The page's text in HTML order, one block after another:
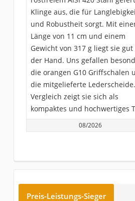
Klinge aus, die für
und Robustheit sorgt. Mit
Länge von 11 cm und einem
Gewicht von 317 g liegt sie gut
der Hand. Uns gefallen
die orangen G10 Griffschalen
die mitgelieferte
Vergleich zeigt sie sich als
kompaktes und hochwertiges
08/2026
Preis-Leistungs-Sieger